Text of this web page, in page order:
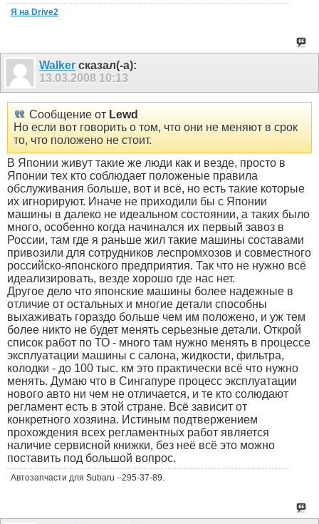
Я на Drive2
Walker сказал(-а):
13.03.2008 10:13
Сообщение от Lewd
Но если вот говорить о том, что они не меняют в срок
то, что положено не стоит.
В Японии живут такие же люди как и везде, просто в
Японии тех кто соблюдает положеные правила
обслуживания больше, вот и всё, но есть такие которые
их игнорируют. Иначе не приходили бы с Японии
машины в далеко не идеальном состоянии, а таких было
много, особенно когда начинался их первый завоз в
России, там где я раньше жил такие машины составами
привозили для сотрудников леспромхозов и совместного
российско-японского предприятия. Так что не нужно всё
идеализировать, везде хорошо где нас нет.
Другое дело что японские машины более надежные в
отличие от остальных и многие детали способны
выхаживать гораздо больше чем им положено, и уж тем
более никто не будет менять серьезные детали. Открой
список работ по ТО - много там нужно менять в процессе
эксплуатации машины с салона, жидкости, фильтра,
колодки - до 100 тыс. км это практически всё что нужно
менять. Думаю что в Сингапуре процесс эксплуатации
нового авто ни чем не отличается, и те кто солюдают
регламент есть в этой стране. Всё зависит от
конкретного хозяина. Истиным подтвержением
прохождения всех регламентных работ является
наличие сервисной книжки, без неё всё это можно
поставить под большой вопрос.
Автозапчасти для Subaru - 295-37-89.